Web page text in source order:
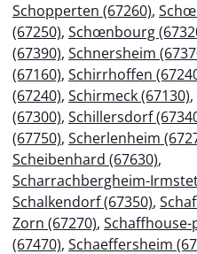
Schopperten (67260),
(67250), Schœnbourg
(67390), Schnersheim
(67160), Schirrhoffen
(67240), Schirmeck (67130),
(67300), Schillersdorf
(67750), Scherlenheim
Scheibenhard (67630),
Scharrachbergheim-
Schalkendorf (67350),
Zorn (67270), Schaffhouse-
(67470), Schaeffersheim